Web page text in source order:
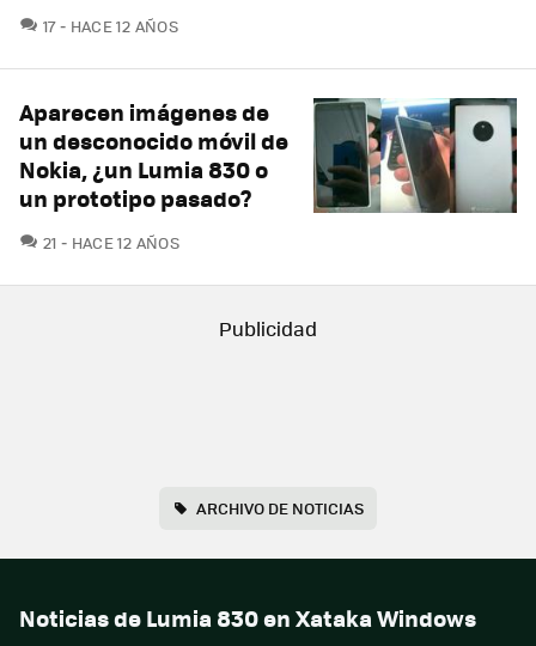
17COMENTARIOS
HACE 12 AÑOS
Aparecen imágenes de
un desconocido móvil de
Nokia, ¿un Lumia 830 o
un prototipo pasado?
21 COMENTARIOS
HACE 12 AÑOS
ARCHIVO DE NOTICIAS
Noticias de Lumia 830 en Xataka Windows